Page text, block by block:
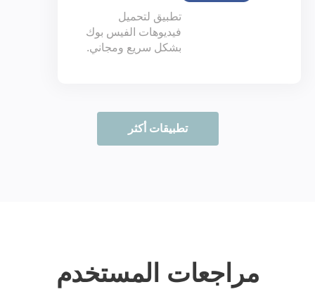
تطبيق لتحميل
فيديوهات الفيس بوك
بشكل سريع ومجاني.
تطبيقات أكثر
مراجعات المستخدم